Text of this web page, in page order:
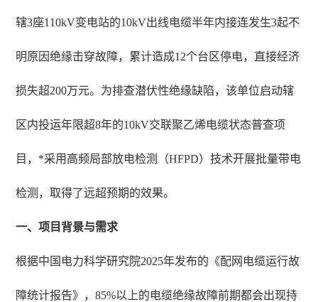
辖3座110kV变电站的10kV出线电缆半年内接连发生3起不
明原因绝缘击穿故障，累计造成12个台区停电，直接经济
损失超200万元。为排查潜伏性绝缘缺陷，该单位启动辖
区内投运年限超8年的10kV交联聚乙烯电缆状态普查项
目，*采用高频局部放电检测（HFPD）技术开展批量带电
检测，取得了远超预期的效果。
一、项目背景与需求
根据中国电力科学研究院2025年发布的《配网电缆运行故
障统计报告》，85%以上的电缆绝缘故障前期都会出现持